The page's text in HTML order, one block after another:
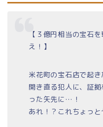
【３億円相当の宝石
え！】
米花町の宝石店で起き
開き直る犯人に、証
った矢先に…！
あれ！？これちょっ